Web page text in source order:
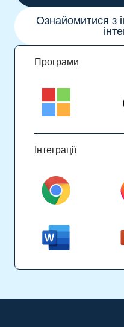
Програми
Інтеграції
Ознайомитися з